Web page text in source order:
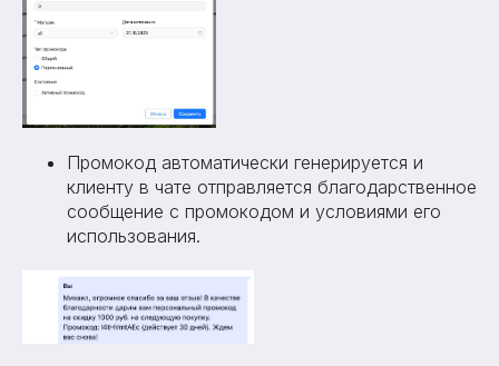
Промокод автоматически генерируется и
клиенту в чате отправляется благодарственное
сообщение с промокодом и условиями его
использования.